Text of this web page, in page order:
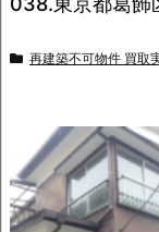
再建築不可物件 買取